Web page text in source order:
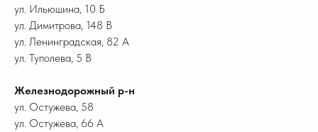
ул. Ильюшина, 10 Б
ул. Димитрова, 148 В
ул. Ленинградская, 82 А
ул. Туполева, 5 В
Железнодорожный р-н
ул. Остужева, 58
ул. Остужева, 66 А